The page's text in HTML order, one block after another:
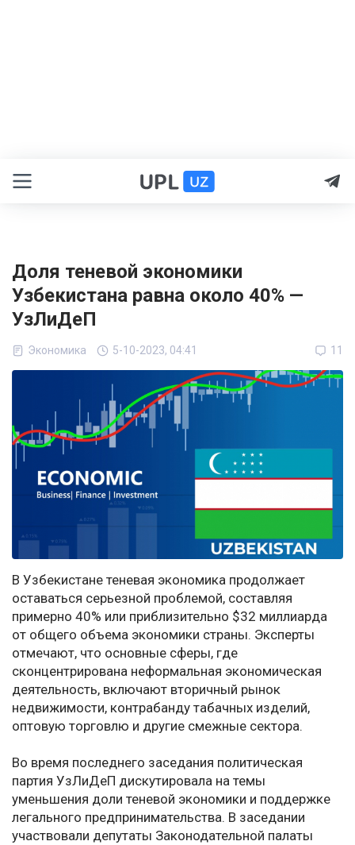
Доля теневой экономики
Узбекистана равна около 40% —
УзЛиДеП
Экономика 5-10-2023, 04:41 11
В Узбекистане теневая экономика продолжает
оставаться серьезной проблемой, составляя
примерно 40% или приблизительно $32 миллиарда
от общего объема экономики страны. Эксперты
отмечают, что основные сферы, где
сконцентрирована неформальная экономическая
деятельность, включают вторичный рынок
недвижимости, контрабанду табачных изделий,
оптовую торговлю и другие смежные сектора.
Во время последнего заседания политическая
партия УзЛиДеП дискутировала на темы
уменьшения доли теневой экономики и поддержке
легального предпринимательства. В заседании
участвовали депутаты Законодательной палаты